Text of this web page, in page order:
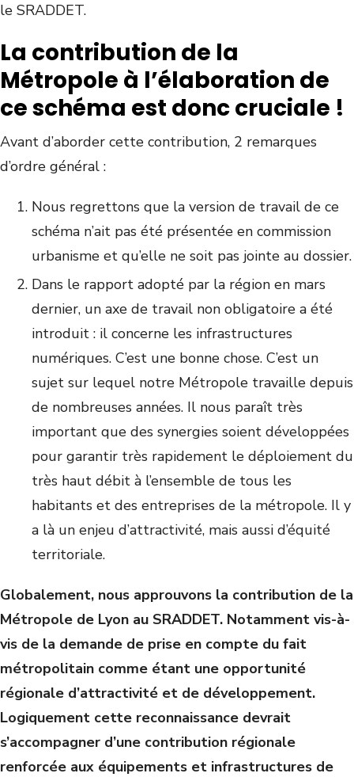
le SRADDET.
La contribution de la
Métropole à l’élaboration de
ce schéma est donc cruciale !
Avant d’aborder cette contribution, 2 remarques
d’ordre général :
Nous regrettons que la version de travail de ce
schéma n’ait pas été présentée en commission
urbanisme et qu’elle ne soit pas jointe au dossier.
Dans le rapport adopté par la région en mars
dernier, un axe de travail non obligatoire a été
introduit : il concerne les infrastructures
numériques. C’est une bonne chose. C’est un
sujet sur lequel notre Métropole travaille depuis
de nombreuses années. Il nous paraît très
important que des synergies soient développées
pour garantir très rapidement le déploiement du
très haut débit à l’ensemble de tous les
habitants et des entreprises de la métropole. Il y
a là un enjeu d’attractivité, mais aussi d’équité
territoriale.
Globalement, nous approuvons la contribution de la
Métropole de Lyon au SRADDET. Notamment vis-à-
vis de la demande de prise en compte du fait
métropolitain comme étant une opportunité
régionale d’attractivité et de développement.
Logiquement cette reconnaissance devrait
s’accompagner d’une contribution régionale
renforcée aux équipements et infrastructures de